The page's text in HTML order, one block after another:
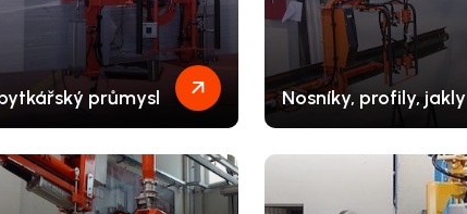
průmysl Nosníky, profily, jakly